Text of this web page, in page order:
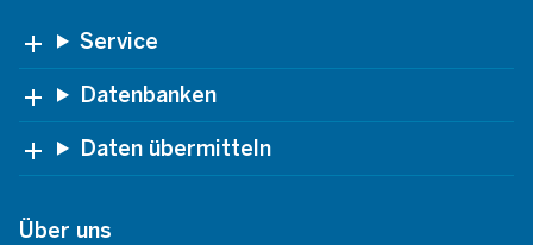
März
Februar
Footer Service
Datenbanken
Daten übermitteln
Über uns